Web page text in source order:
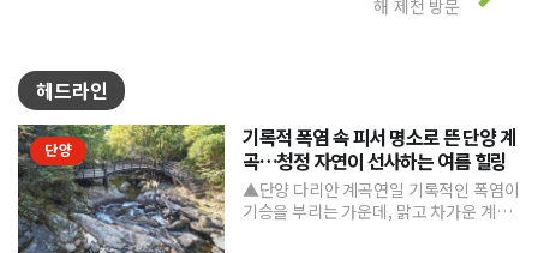
해 제천 방문
헤드라인
단양
기록적 폭염 속 피서 명소로 뜬 단양 계
곡…청정 자연이 선사하는 여름 힐링
▲단양 다리안 계곡연일 기록적인 폭염이
기승을 부리는 가운데, 맑고 차가운 계곡